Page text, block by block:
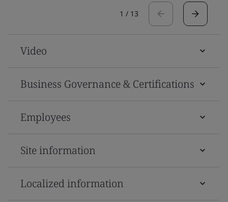
1 / 13
Video
Business Governance & Certifications
Employees
Site information
Localized information